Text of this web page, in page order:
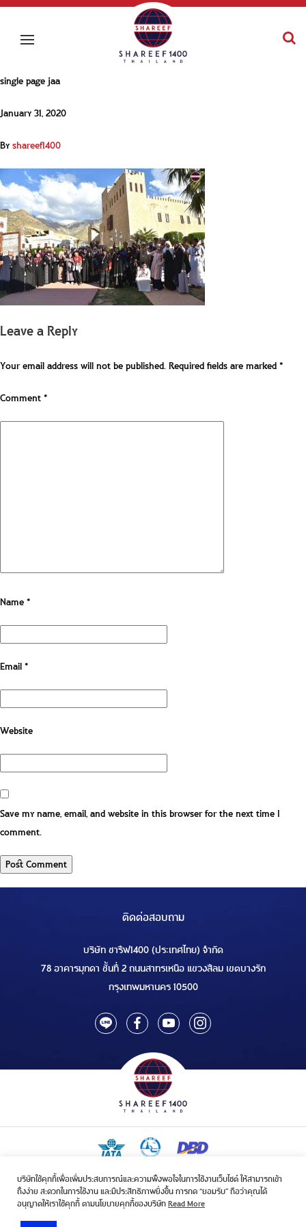
บริษัทใช้คุกกี้เพื่อเพิ่มประสบการณ์และความพึงพอใจในการใช้งานเว็บไซต์ ให้สามารถเข้า
ถึงง่าย สะดวกในการใช้งาน และมีประสิทธิภาพยิ่งขึ้น การกด “ยอมรับ” ถือว่าคุณได้
อนุญาตให้เราใช้คุกกี้ ตามนโยบายคุกกี้ของบริษัทRead More
single page jaa
January 31, 2020
Byshareef1400
Leave a Reply
Your email address will not be published.Required fields are marked*
Comment*
Name*
Email*
Website
Save my name, email, and website in this browser for the next time I
comment.
ติดต่อสอบถาม
บริษัท ชารีฟ1400 (ประเทศไทย) จำกัด
78 อาคารมุกดา ชั้นที่ 2 ถนนสาทรเหนือ แขวงสีลม เขตบางรัก
กรุงเทพมหานคร 10500
ใบอนุญาตเป็นผู้ประกอบกิจการรับจัดบริการขนส่งในกิจการฮัจย์เลขที่ 1/2568
ใบอนุญาตการท่องเที่ยวแห่งประเทศไทย เลขที่ 11/10635